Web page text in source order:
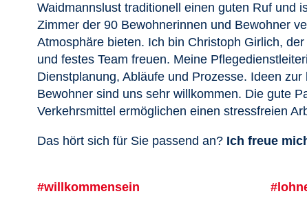
Waidmannslust traditionell einen guten Ruf und
Zimmer der 90 Bewohnerinnen und Bewohner
Atmosphäre bieten. Ich bin Christoph Girlich,
und festes Team freuen. Meine
Dienstplanung, Abläufe und Prozesse. Ideen
Bewohner sind uns sehr willkommen. Die gute
Verkehrsmittel ermöglichen einen stressfreien
Das hört sich für Sie passend an? Ich freue
#willkommensein